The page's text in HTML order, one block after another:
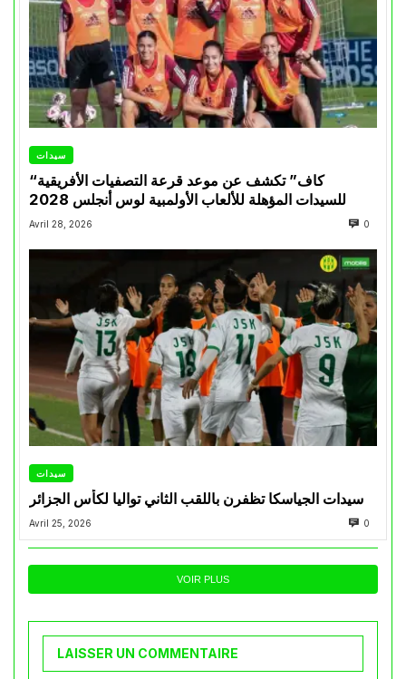
سيدات
“كاف” تكشف عن موعد قرعة التصفيات الأفريقية
للسيدات المؤهلة للألعاب الأولمبية لوس أنجلس 2028
Avril 28, 2026 0
سيدات
سيدات الجياسكا تظفرن باللقب الثاني تواليا لكأس الجزائر
Avril 25, 2026 0
VOIR PLUS
LAISSER UN COMMENTAIRE